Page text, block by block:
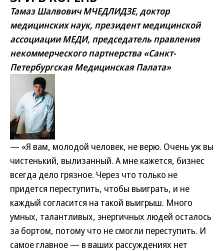
Тамаз Шалвович МЧЕДЛИДЗЕ, доктор
медицинских наук, президент медицинской
ассоциации МЕДИ, председатель правления
некоммерческого партнерства «Санкт-
Петербургская Медицинская Палата»
— «Я вам, молодой человек, не верю. Очень уж вы
чистенький, вылизанный. А мне кажется, бизнес
всегда дело грязное. Через что только не
придется переступить, чтобы выиграть, и не
каждый согласится на такой выигрыш. Много
умных, талантливых, энергичных людей осталось
за бортом, потому что не смогли переступить. И
самое главное — в ваших рассуждениях нет